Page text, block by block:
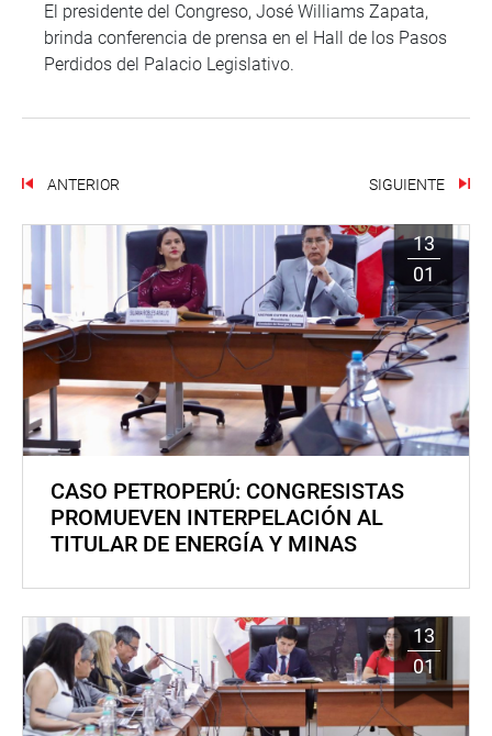
El presidente del Congreso, José Williams Zapata,
brinda conferencia de prensa en el Hall de los Pasos
Perdidos del Palacio Legislativo.
ANTERIOR SIGUIENTE
13
01
CASO PETROPERÚ: CONGRESISTAS
PROMUEVEN INTERPELACIÓN AL
TITULAR DE ENERGÍA Y MINAS
13
01